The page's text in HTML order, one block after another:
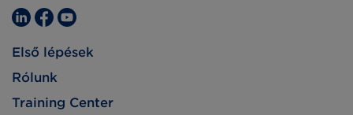
Első lépések
Rólunk
Training Center